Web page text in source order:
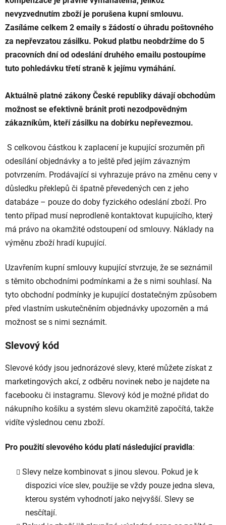
nevyzvednutím zboží je porušena kupní smlouvu.
Zasíláme celkem 2 emaily s žádostí o úhradu poštovného
za nepřevzatou zásilku. Pokud platbu neobdržíme do 5
pracovních dní od odeslání druhého emailu postoupíme
tuto pohledávku třetí straně k jejímu vymáhání.
Aktuálně platné zákony České republiky dávají obchodům
možnost se efektivně bránit proti nezodpovědným
zákazníkům, kteří zásilku na dobírku nepřevezmou.
S celkovou částkou k zaplacení je kupující srozuměn při
odesílání objednávky a to ještě před jejím závazným
potvrzením. Prodávající si vyhrazuje právo na změnu ceny v
důsledku překlepů či špatně převedených cen z jeho
databáze – pouze do doby fyzického odeslání zboží. Pro
tento případ musí neprodleně kontaktovat kupujícího, který
má právo na okamžité odstoupení od smlouvy. Náklady na
výměnu zboží hradí kupující.
Uzavřením kupní smlouvy kupující stvrzuje, že se seznámil
s těmito obchodními podmínkami a že s nimi souhlasí. Na
tyto obchodní podmínky je kupující dostatečným způsobem
před vlastním uskutečněním objednávky upozorněn a má
možnost se s nimi seznámit.
Slevový kód
Slevové kódy jsou jednorázové slevy, které můžete získat z
marketingových akcí, z odběru novinek nebo je najdete na
facebooku či instagramu. Slevový kód je možné přidat do
nákupního košíku a systém slevu okamžitě započítá, takže
vidíte výslednou cenu zboží.
Pro použití slevového kódu platí následující pravidla:
Slevy nelze kombinovat s jinou slevou. Pokud je k
dispozici více slev, použije se vždy pouze jedna sleva,
kterou systém vyhodnotí jako nejvyšší. Slevy se
nesčítají.